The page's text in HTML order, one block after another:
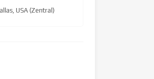
USA (Zentral)